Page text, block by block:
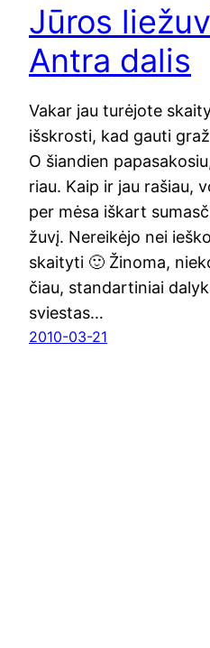
Jūros
Antra dalis
Vakar jau turė­jo­te
išsk­ros­ti, kad gau­ti
O šian­dien
riau. Kaip ir jau rašiau,
per mėsa iškart
žuvį. Nerei­kė­jo nei
skai­ty­ti 🙂 Žino­ma,
čiau, stan­dar­ti­niai
svies­tas…
2010-03-21